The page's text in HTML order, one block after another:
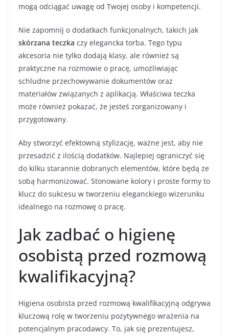
mogą odciągać uwagę od Twojej osoby i kompetencji.
Nie zapomnij o dodatkach funkcjonalnych, takich jak
skórzana teczka czy elegancka torba. Tego typu
akcesoria nie tylko dodają klasy, ale również są
praktyczne na rozmowie o pracę, umożliwiając
schludne przechowywanie dokumentów oraz
materiałów związanych z aplikacją. Właściwa teczka
może również pokazać, że jesteś zorganizowany i
przygotowany.
Aby stworzyć efektowną stylizację, ważne jest, aby nie
przesadzić z ilością dodatków. Najlepiej ograniczyć się
do kilku starannie dobranych elementów, które będą ze
sobą harmonizować. Stonowane kolory i proste formy to
klucz do sukcesu w tworzeniu eleganckiego wizerunku
idealnego na rozmowę o pracę.
Jak zadbać o higienę
osobistą przed rozmową
kwalifikacyjną?
Higiena osobista przed rozmową kwalifikacyjną odgrywa
kluczową rolę w tworzeniu pozytywnego wrażenia na
potencjalnym pracodawcy. To, jak się prezentujesz,